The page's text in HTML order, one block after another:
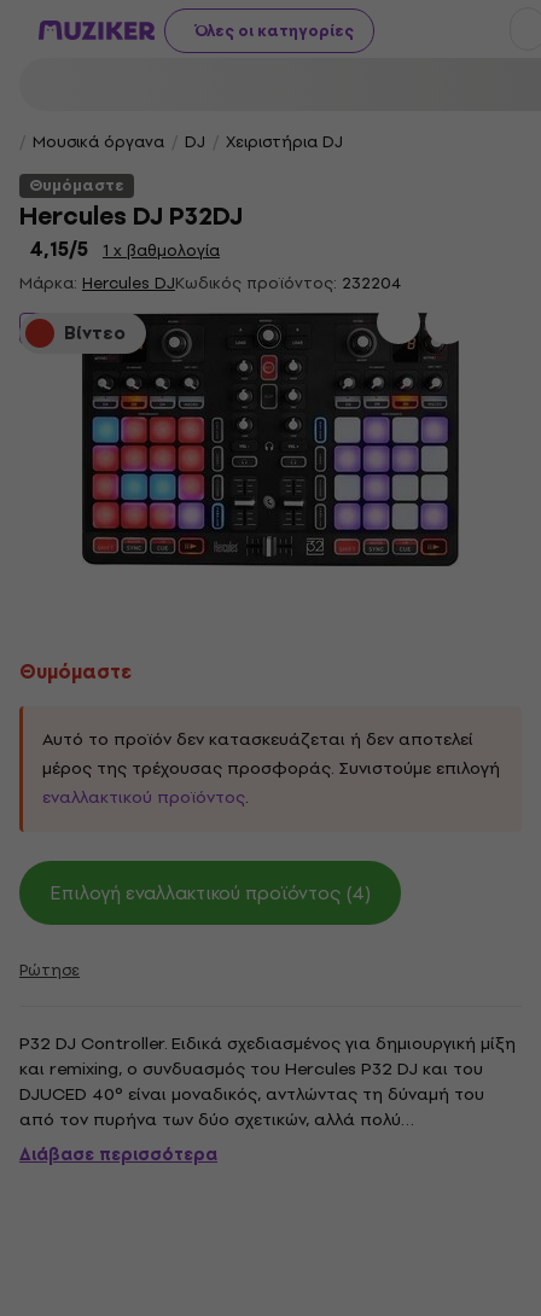
Όλες οι κατηγορίες
Μουσικά όργανα DJ
Χειριστήρια DJ
Θυμόμαστε
Hercules DJ P32DJ
4,15/5
1 x βαθμολογία
Μάρκα: Hercules DJΚωδικός προϊόντος: 232204
Βίντεο
Θυμόμαστε
Θυμόμαστε
Αυτό το προϊόν δεν κατασκευάζεται ή δεν αποτελεί
μέρος της τρέχουσας προσφοράς. Συνιστούμε επιλογή
εναλλακτικού προϊόντος.
Επιλογή εναλλακτικού προϊόντος (4)
Ρώτησε
P32 DJ Controller. Ειδικά σχεδιασμένος για δημιουργική μίξη
και remixing, ο συνδυασμός του Hercules P32 DJ και του
DJUCED 40° είναι μοναδικός, αντλώντας τη δύναμή του
από τον πυρήνα των δύο σχετικών, αλλά πολύ
διαφορετικών κόσμων του. DJing και μουσική παραγωγή. Ο
Hercules P32 DJ δίνει μια απλή υπόσχεση στους χρήστες
Διάβασε περισσότερα